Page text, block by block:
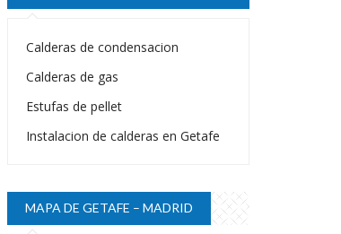
Calderas de condensacion
Calderas de gas
Estufas de pellet
Instalacion de calderas en Getafe
MAPA DE GETAFE – MADRID